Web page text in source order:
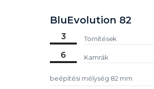
BluEvolution 82
3 Tömítések
6 Kamrák
beépítési mélység 82 mm